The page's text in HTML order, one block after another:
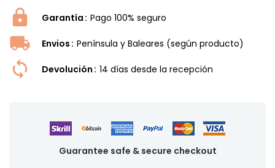
Garantía Pago 100% seguro
Envios Península y Baleares (según producto)
Devolución 14 dí­as desde la recepción
Guarantee safe & secure checkout